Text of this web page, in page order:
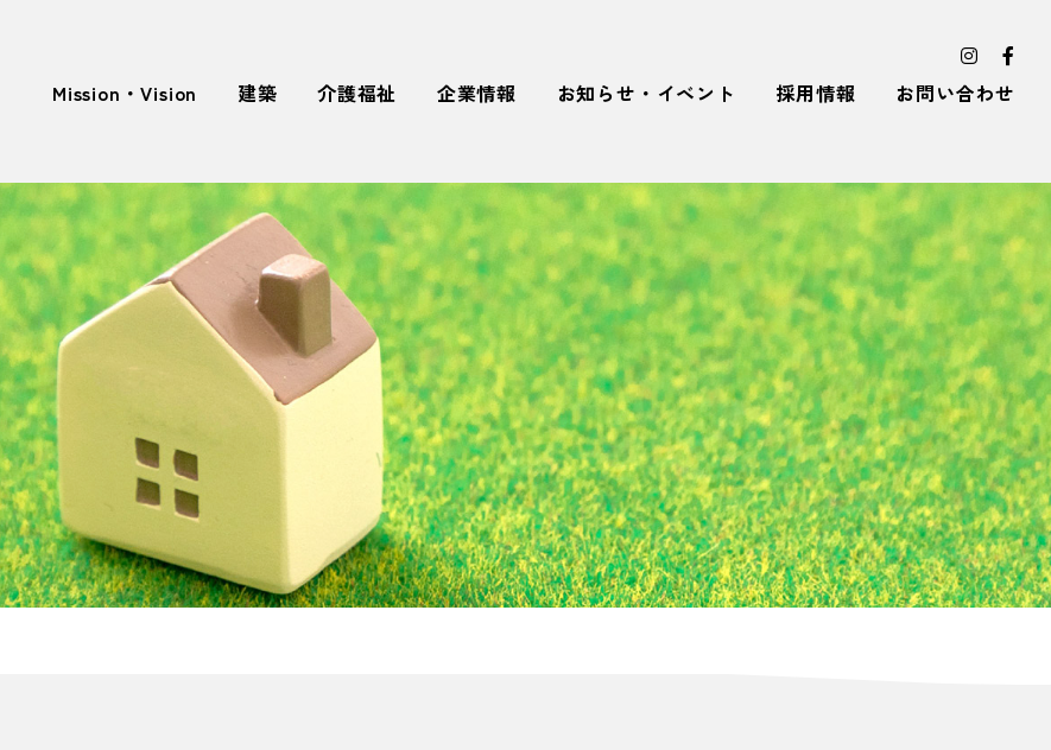
Mission・Vision 建築 介護福祉 企業情報 お知らせ・イベント 採用情報 お問い合わせ